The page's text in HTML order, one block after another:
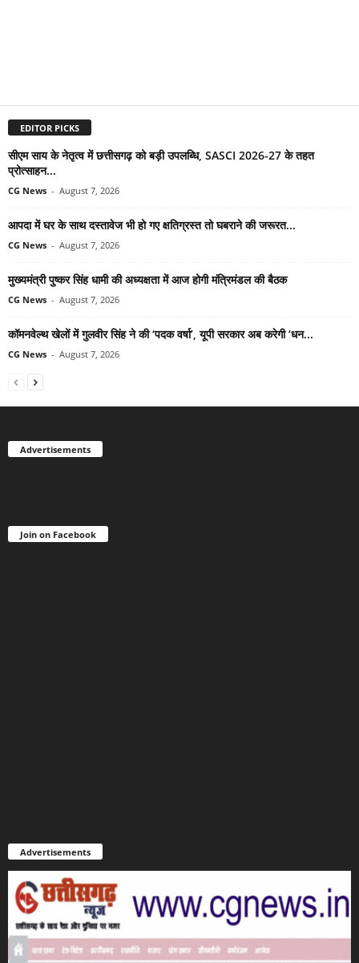
EDITOR PICKS
सीएम साय के नेतृत्व में छत्तीसगढ़ को बड़ी उपलब्धि, SASCI 2026-27 के तहत
प्रोत्साहन...
CG News - August 7, 2026
आपदा में घर के साथ दस्तावेज भी हो गए क्षतिग्रस्त तो घबराने की जरूरत...
CG News - August 7, 2026
मुख्यमंत्री पुष्कर सिंह धामी की अध्यक्षता में आज होगी मंत्रिमंडल की बैठक
CG News - August 7, 2026
कॉमनवेल्थ खेलों में गुलवीर सिंह ने की ‘पदक वर्षा’, यूपी सरकार अब करेगी ‘धन...
CG News - August 7, 2026
Advertisements
Join on Facebook
Advertisements